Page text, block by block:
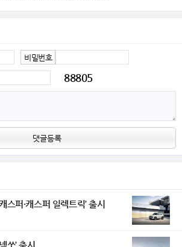
비밀번호
88805
댓글등록
스퍼·캐스퍼 일렉트릭’ 출시
쏘’ 출시